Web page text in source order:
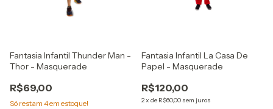
Fantasia Infantil Thunder Man -
Thor - Masquerade
R$69,00
Só restam 4em estoque!
Fantasia Infantil La Casa De
Papel - Masquerade
R$120,00
2x de R$60,00 sem juros